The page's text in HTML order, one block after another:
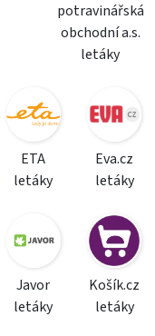
potravinářská
obchodní a.s.
letáky
ETA
letáky
Eva.cz
letáky
Javor
letáky
Košík.cz
letáky